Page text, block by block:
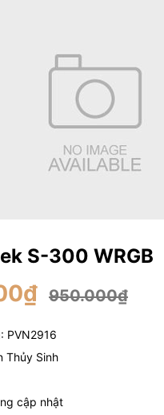
S-300 WRGB
950.000₫
: PVN2916
Thủy Sinh
cập nhật